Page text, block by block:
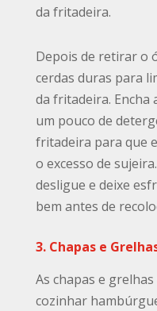
da fritadeira.
Depois de retirar o
cerdas duras para
da fritadeira. Encha
um pouco de
fritadeira para que
o excesso de
desligue e deixe
bem antes de
3. Chapas e
As chapas e
cozinhar